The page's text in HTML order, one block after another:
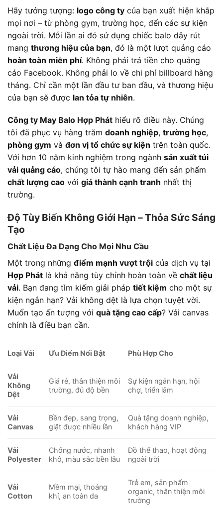
Hãy tưởng tượng: logo công ty của bạn xuất hiện khắp
mọi nơi – từ phòng gym, trường học, đến các sự kiện
ngoài trời. Mỗi lần ai đó sử dụng chiếc balo dây rút
mang thương hiệu của bạn, đó là một lượt quảng cáo
hoàn toàn miễn phí. Không phải trả tiền cho quảng
cáo Facebook. Không phải lo về chi phí billboard hàng
tháng. Chỉ cần một lần đầu tư ban đầu, và thương hiệu
của bạn sẽ được lan tỏa tự nhiên.
Công ty May Balo Hợp Phát hiểu rõ điều này. Chúng
tôi đã phục vụ hàng trăm doanh nghiệp, trường học,
phòng gym và đơn vị tổ chức sự kiện trên toàn quốc.
Với hơn 10 năm kinh nghiệm trong ngành sản xuất túi
vải quảng cáo, chúng tôi tự hào mang đến sản phẩm
chất lượng cao với giá thành cạnh tranh nhất thị
trường.
Độ Tùy Biến Không Giới Hạn – Thỏa Sức Sáng
Tạo
Chất Liệu Đa Dạng Cho Mọi Nhu Cầu
Một trong những điểm mạnh vượt trội của dịch vụ tại
Hợp Phát là khả năng tùy chỉnh hoàn toàn về chất liệu
vải. Bạn đang tìm kiếm giải pháp tiết kiệm cho một sự
kiện ngắn hạn? Vải không dệt là lựa chọn tuyệt vời.
Muốn tạo ấn tượng với quà tặng cao cấp? Vải canvas
chính là điều bạn cần.
Loại Vải Ưu Điểm Nổi Bật Phù Hợp Cho
Vải
Không
Dệt
Giá rẻ, thân thiện môi
trường, đủ độ bền
Sự kiện ngắn hạn, hội
chợ, triển lãm
Vải
Canvas
Bền đẹp, sang trọng,
giặt được nhiều lần
Quà tặng doanh nghiệp,
khách hàng VIP
Vải
Polyester
Chống nước, nhanh
khô, màu sắc bền lâu
Đồ thể thao, hoạt động
ngoài trời
Vải
Cotton
Mềm mại, thoáng
khí, an toàn da
Trẻ em, sản phẩm
organic, thân thiện môi
trường